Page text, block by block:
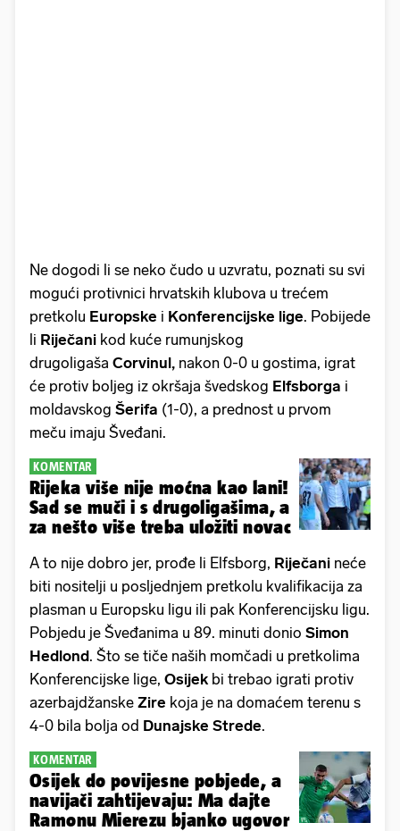
Ne dogodi li se neko čudo u uzvratu, poznati su svi
mogući protivnici hrvatskih klubova u trećem
pretkolu Europske i Konferencijske lige. Pobijede
li Riječani kod kuće rumunjskog
drugoligaša Corvinul, nakon 0-0 u gostima, igrat
će protiv boljeg iz okršaja švedskog Elfsborga i
moldavskog Šerifa (1-0), a prednost u prvom
meču imaju Šveđani.
KOMENTAR
Rijeka više nije moćna kao lani!
Sad se muči i s drugoligašima, a
za nešto više treba uložiti novac
A to nije dobro jer, prođe li Elfsborg, Riječani neće
biti nositelji u posljednjem pretkolu kvalifikacija za
plasman u Europsku ligu ili pak Konferencijsku ligu.
Pobjedu je Šveđanima u 89. minuti donio Simon
Hedlond. Što se tiče naših momčadi u pretkolima
Konferencijske lige, Osijek bi trebao igrati protiv
azerbajdžanske Zire koja je na domaćem terenu s
4-0 bila bolja od Dunajske Strede.
KOMENTAR
Osijek do povijesne pobjede, a
navijači zahtijevaju: Ma dajte
Ramonu Mierezu bjanko ugovor